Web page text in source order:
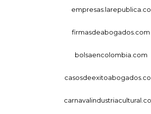
empresas.larepublica.co
firmasdeabogados.com
bolsaencolombia.com